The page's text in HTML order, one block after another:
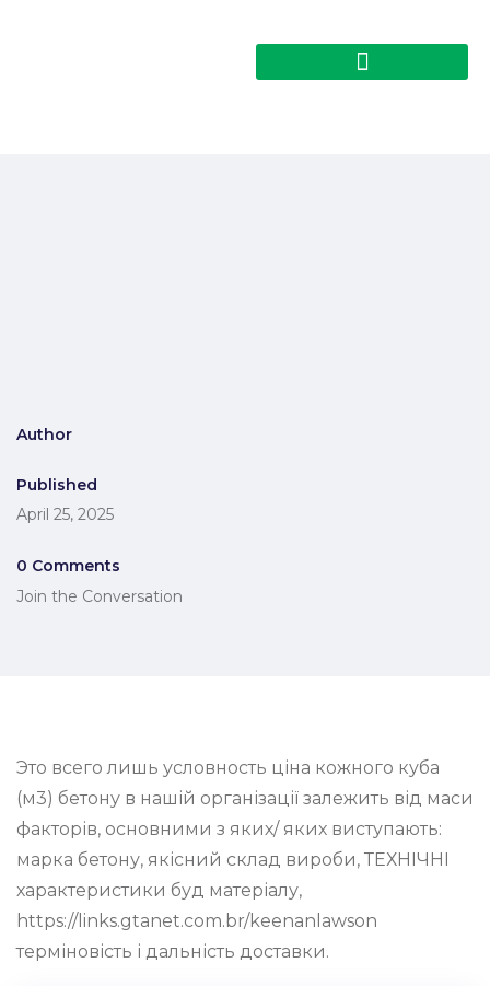
Author
Published
April 25, 2025
0 Comments
Join the Conversation
Это всего лишь условность ціна кожного куба
(м3) бетону в нашій організації залежить від маси
факторів, основними з яких/ яких виступають:
марка бетону, якісний склад вироби, ТЕХНІЧНІ
характеристики буд матеріалу,
https://links.gtanet.com.br/keenanlawson
терміновість і дальність доставки.